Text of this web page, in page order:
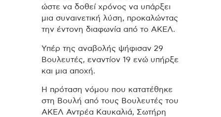
ώστε να δοθεί χρόνος να υπάρξει
μια συναινετική λύση, προκαλώντας
την έντονη διαφωνία από το ΑΚΕΛ.
Υπέρ της αναβολής ψήφισαν 29
Βουλευτές, εναντίον 19 ενώ υπήρξε
και μια αποχή.
Η πρόταση νόμου που κατατέθηκε
στη Βουλή από τους Βουλευτές του
ΑΚΕΛ Αντρέα Καυκαλιά, Σωτήρη